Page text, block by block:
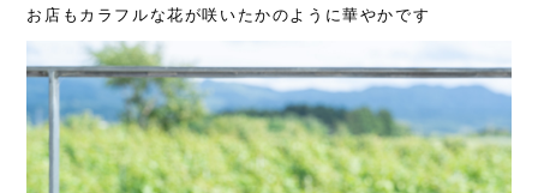
お店もカラフルな花が咲いたかのように華やかです